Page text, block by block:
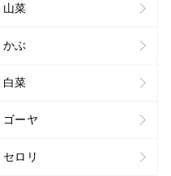
山菜
かぶ
白菜
ゴーヤ
セロリ